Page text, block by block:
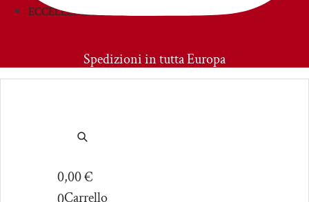
ECCELLENZE
Spedizioni in tutta Europa
0,00€
Carrello